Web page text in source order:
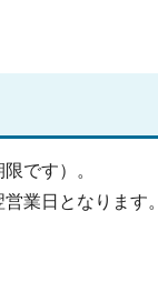
です）。
業日となります。